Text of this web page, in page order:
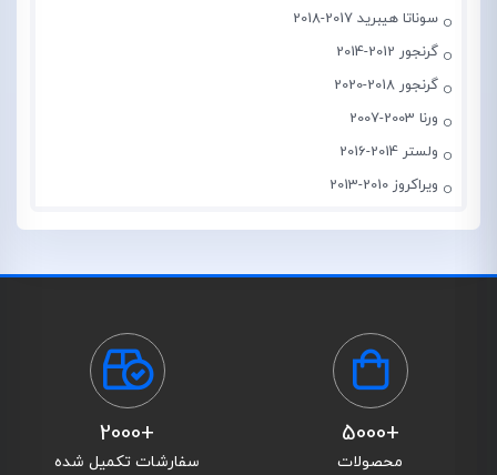
سوناتا هیبرید 2017-2018
گرنجور 2012-2014
گرنجور 2018-2020
ورنا 2003-2007
ولستر 2014-2016
ویراکروز 2010-2013
+5000
محصولات
+2000
سفارشات تکمیل شده